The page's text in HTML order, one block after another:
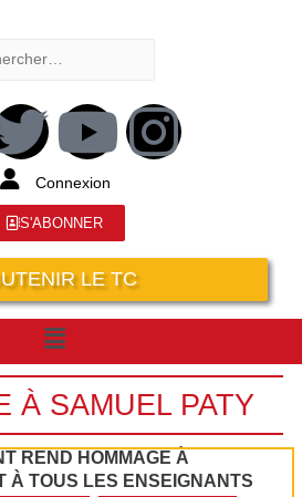
Connexion
S'ABONNER
LE TC
À SAMUEL PATY
REND HOMMAGE À
À TOUS LES ENSEIGNANTS